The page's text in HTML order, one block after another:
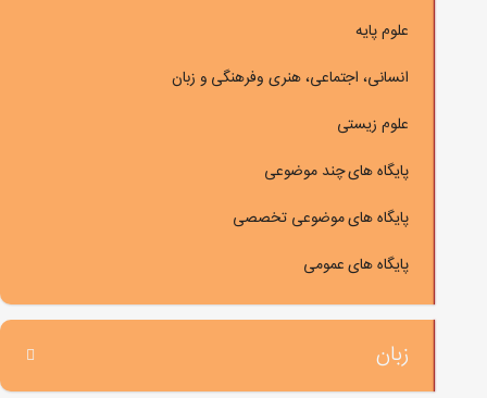
علوم پایه
انسانی، اجتماعی، هنری وفرهنگی و زبان
علوم زیستی
پایگاه های چند موضوعی
پایگاه های موضوعی تخصصی
پایگاه های عمومی
زبان